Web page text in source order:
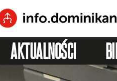
AKTUALNOŚCI